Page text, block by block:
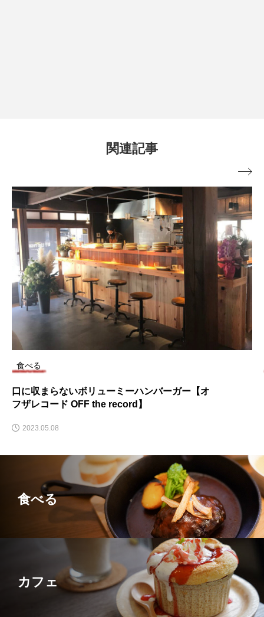
関連記事
食べる
口に収まらないボリューミーハンバーガー【オ
フザレコード OFF the record】
2023.05.08

食べる
カフェ